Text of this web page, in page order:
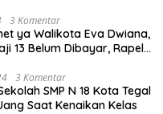
3 Komentar
ya Walikota Eva Dwiana,
13 Belum Dibayar, Rapel
3 Komentar
SMP N 18 Kota Tegal
Saat Kenaikan Kelas